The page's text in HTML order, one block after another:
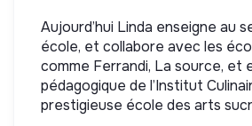
Aujourd’hui Linda enseigne au
école, et collabore avec les
comme Ferrandi, La source, et
pédagogique de l’Institut
prestigieuse école des arts